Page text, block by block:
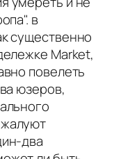
в
существенно
Market,
повелеть
юзеров,
два